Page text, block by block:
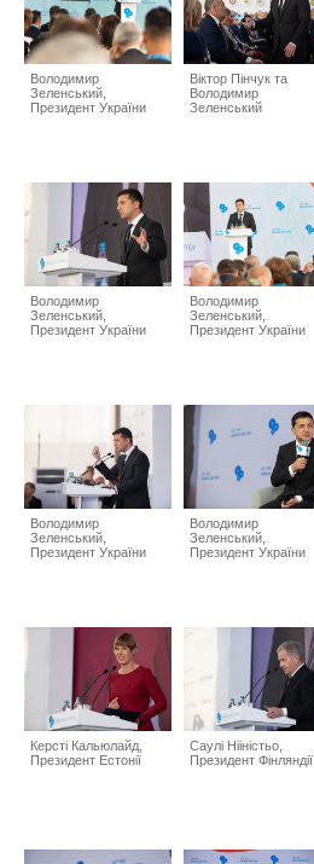
Володимир
Зеленський,
Президент України
Віктор Пінчук та
Володимир
Зеленський
Володимир
Зеленський,
Президент України
Володимир
Зеленський,
Президент України
Володимир
Зеленський,
Президент України
Володимир
Зеленський,
Президент України
Керсті Кальюлайд,
Президент Естонії
Саулі Нііністьо,
Президент Фінляндії